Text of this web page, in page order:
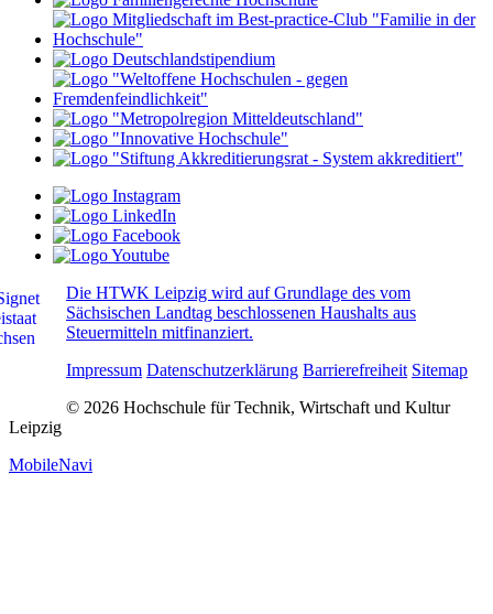
Die HTWK Leipzig wird auf Grundlage des vom
Sächsischen Landtag beschlossenen Haushalts aus
Steuermitteln mitfinanziert.
Impressum Datenschutzerklärung Barrierefreiheit Sitemap
© 2026 Hochschule für Technik, Wirtschaft und Kultur
Leipzig
MobileNavi